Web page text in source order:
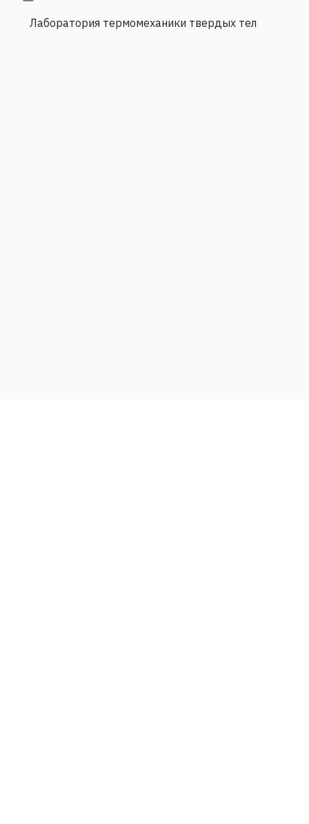
Лаборатория термомеханики твердых тел